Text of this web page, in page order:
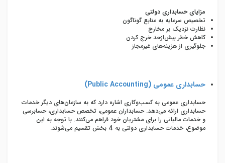
مزایای حسابداری دولتی
تخصیص سرمایه به منابع گوناگون
نظارت نزدیک بر مخارج
کاهش خطر بیش‌ازحد خرج کردن
جلوگیری از هزینه‌های غیرمجاز
حسابداری عمومی (Public Accounting
)
حسابداری عمومی به کسب‌وکاری اشاره دارد که به سازمان‌های دیگر خدمات
حسابداری ارائه می‌دهد. حسابداران عمومی، تخصص حسابداری، حسابرسی
و خدمات مالیاتی را برای مشتریان خود فراهم می‌کنند. با توجه به این
موضوع، خدمات حسابداری دولتی به 4 بخش تقسیم می‌شوند.